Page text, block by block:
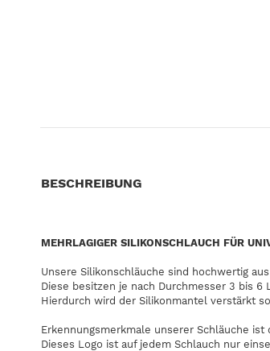
BESCHREIBUNG
MEHRLAGIGER SILIKONSCHLAUCH FÜR
Unsere Silikonschläuche sind hochwertig
Diese besitzen je nach Durchmesser 3 bis 6
Hierdurch wird der Silikonmantel verstärkt
Erkennungsmerkmale unserer Schläuche
Dieses Logo ist auf jedem Schlauch nur